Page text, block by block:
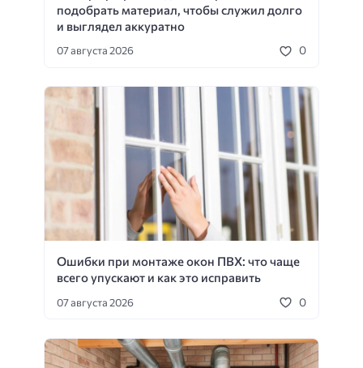
подобрать материал, чтобы служил долго
и выглядел аккуратно
07 августа 2026 0
Ошибки при монтаже окон ПВХ: что чаще
всего упускают и как это исправить
07 августа 2026 0